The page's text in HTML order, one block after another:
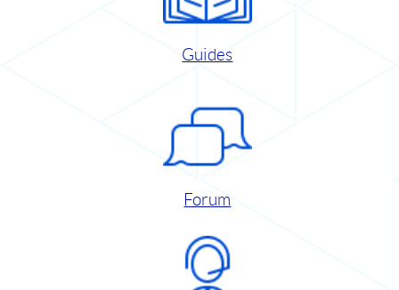
Guides
Forum